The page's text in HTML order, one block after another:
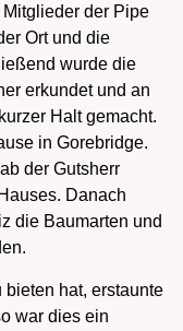
der Pipe
Ort und die
wurde die
erkundet und an
Halt gemacht.
in Gorebridge.
der Gutsherr
Danach
die Baumarten und
hat, erstaunte
war dies ein